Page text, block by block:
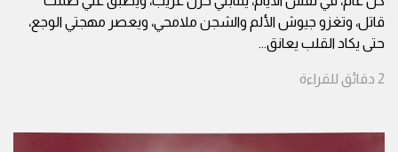
قاتل، وتغزو جيوش الألم والشجن ملامحي، ويعصر مهجتي الوجع،
حتى يكاد القلب يعانق...
2 دقائق للقراءة